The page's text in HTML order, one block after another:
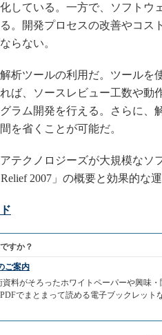
している。一方で、ソフトウ
。開発プロセスの改善やコス
らない。
析ツールの利用だ。ツールを
ば、ソースレビュー工数や動
ラム開発を行える。さらに、
を省くことが可能だ。
テクノロジーズが大規模なソ
2007」の概要と効果的な
すか？
ご案内
料がそろったホワイトペーパーや興味
でまとまって読める電子ブックレッ